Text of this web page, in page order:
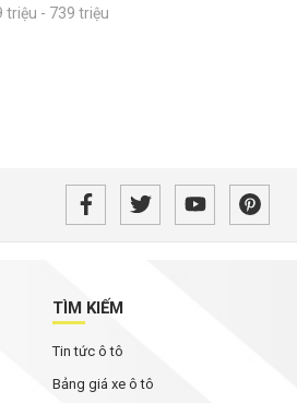
triệu - 739 triệu
TÌM KIẾM
Tin tức ô tô
Bảng giá xe ô tô